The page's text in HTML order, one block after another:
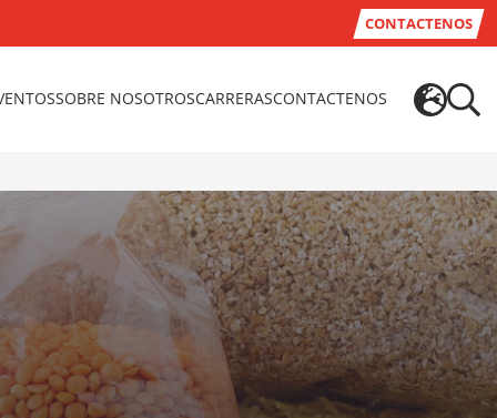
CONTACTENOS
SOBRE NOSOTROSCARRERASCONTACTENOS